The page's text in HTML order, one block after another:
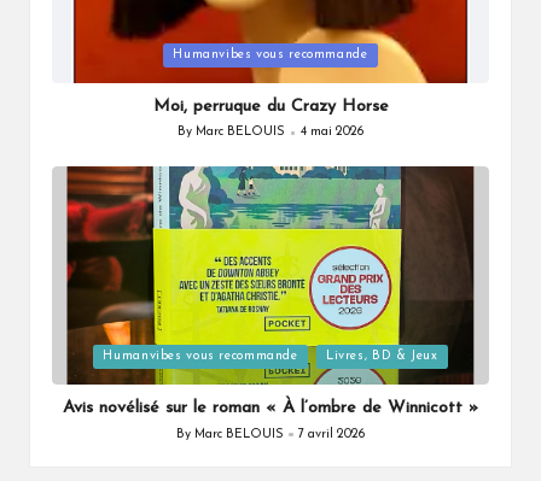
in
Humanvibes vous recommande
Moi, perruque du Crazy Horse
Posted
By Marc BELOUIS 4 mai 2026
Posted
in
Humanvibes vous recommande Livres, BD & Jeux
Avis novélisé sur le roman « À l’ombre de Winnicott »
Posted
By Marc BELOUIS 7 avril 2026